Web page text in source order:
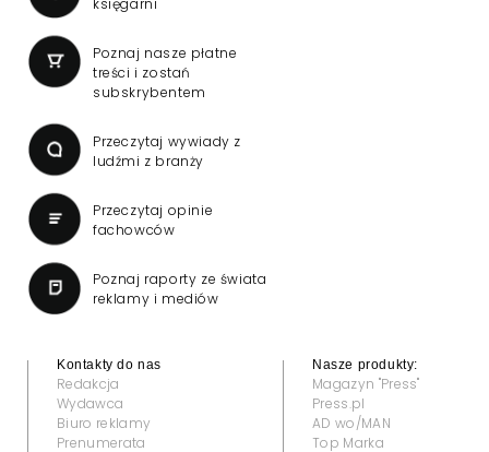
księgarni
Poznaj nasze płatne
treści i zostań
subskrybentem
Przeczytaj wywiady z
ludźmi z branży
Przeczytaj opinie
fachowców
Poznaj raporty ze świata
reklamy i mediów
Kontakty do nas
Redakcja
Wydawca
Biuro reklamy
Prenumerata
Nasze produkty:
Magazyn "Press"
Press.pl
AD wo/MAN
Top Marka